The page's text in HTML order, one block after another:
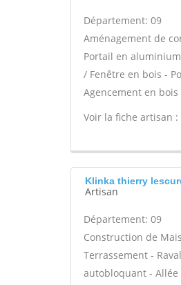
Département: 09
Aménagement de
Portail en aluminium
/ Fenêtre en bois -
Agencement en
Voir la fiche artisan :
Klinka thierry
Artisan
Département: 09
Construction de
Terrassement -
autobloquant -